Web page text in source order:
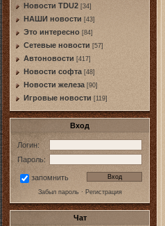
Новости TDU2 [34]
НАШИ новости [43]
Это интересно [84]
Сетевые новости [57]
Автоновости [417]
Новости софта [48]
Новоcти железа [90]
Игровые новости [119]
Вход
Логин:
Пароль:
запомнить
Забыл пароль· Регистрация
Чат